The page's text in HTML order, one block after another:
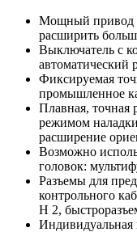
Мощный привод
расширить
Выключатель с
автоматический
Фиксируемая
промышленное
Плавная, точная
режимом
расширение
Возможно
головок:
Разъемы для
контрольного
H 2,
Индивидуальная